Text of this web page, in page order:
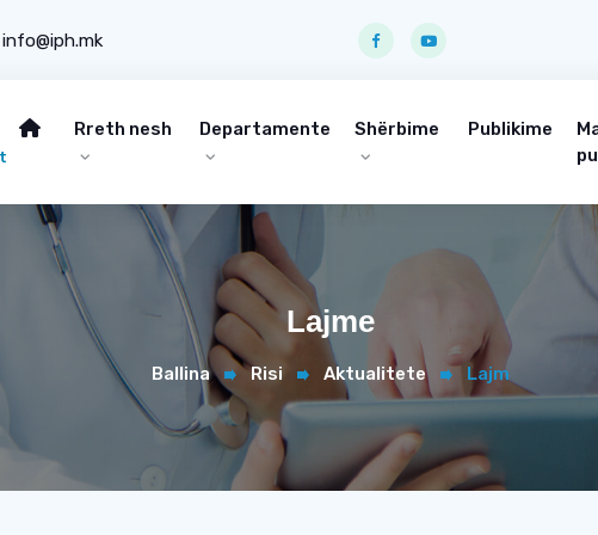
info@iph.mk
Rreth nesh Departamente Shërbime Publikime
Lajme
Ballina Risi Aktualitete Lajm